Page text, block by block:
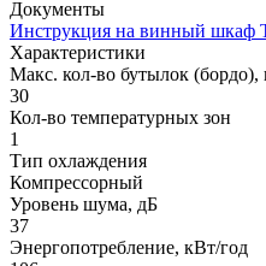
Документы
Инструкция на винный шкаф
Характеристики
Макс. кол-во бутылок (бордо),
30
Кол-во температурных зон
1
Тип охлаждения
Компрессорный
Уровень шума, дБ
37
Энергопотребление, кВт/год